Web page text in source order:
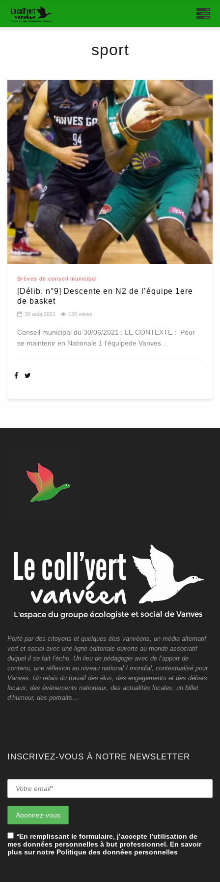
sport
Brèves de conseil municipal
[Délib. n°9] Descente en N2 de l’équipe 1ere
de basket
30 août 2021 126 views
Conseil municipal du 30/06/2021 : LE CONTEXTE : Pour
se maintenir en Nationale 1 l’équipede Vanves...
Porté par des citoyens et quelques élus vanvéens, un média alternatif
vert et social avec une ligne éditoriale ouverte au monde associatif
duquel il se fait l’écho. Un lieu de pédagogie avec de l’apport de
contenu, une réflexion au niveau national / mondial, contextualisé pour
Vanves. Un relais du travail des élus, des engagements et des débats
locaux, des évènements nationaux, des actualités locales, un billet
d’humeur, des portraits…
INSCRIVEZ-VOUS À NOTRE NEWSLETTER
*En remplissant le formulaire, j’accepte l’utilisation de
mes données personnelles à but professionnel. En savoir
plus sur notre Politique des données personnelles